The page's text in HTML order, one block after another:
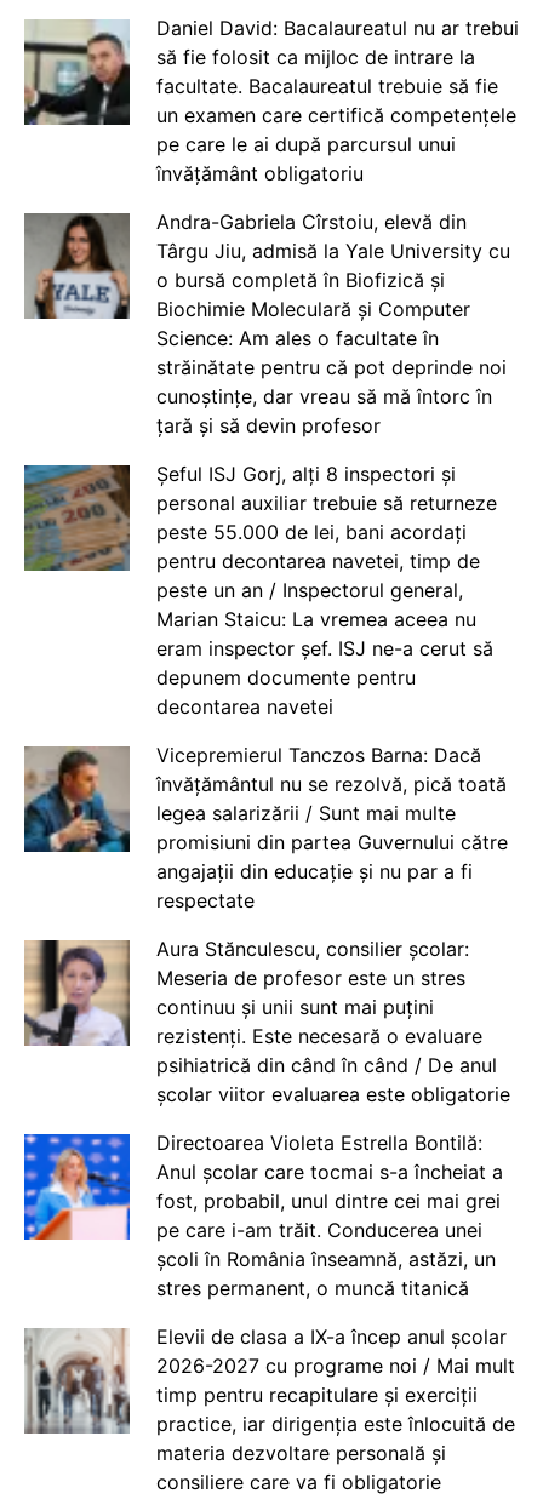
Daniel David: Bacalaureatul nu ar trebui
să fie folosit ca mijloc de intrare la
facultate. Bacalaureatul trebuie să fie
un examen care certifică competențele
pe care le ai după parcursul unui
învățământ obligatoriu
Andra-Gabriela Cîrstoiu, elevă din
Târgu Jiu, admisă la Yale University cu
o bursă completă în Biofizică și
Biochimie Moleculară și Computer
Science: Am ales o facultate în
străinătate pentru că pot deprinde noi
cunoștințe, dar vreau să mă întorc în
țară și să devin profesor
Șeful ISJ Gorj, alți 8 inspectori și
personal auxiliar trebuie să returneze
peste 55.000 de lei, bani acordați
pentru decontarea navetei, timp de
peste un an / Inspectorul general,
Marian Staicu: La vremea aceea nu
eram inspector șef. ISJ ne-a cerut să
depunem documente pentru
decontarea navetei
Vicepremierul Tanczos Barna: Dacă
învățământul nu se rezolvă, pică toată
legea salarizării / Sunt mai multe
promisiuni din partea Guvernului către
angajații din educație și nu par a fi
respectate
Aura Stănculescu, consilier școlar:
Meseria de profesor este un stres
continuu și unii sunt mai puțini
rezistenți. Este necesară o evaluare
psihiatrică din când în când / De anul
școlar viitor evaluarea este obligatorie
Directoarea Violeta Estrella Bontilă:
Anul școlar care tocmai s-a încheiat a
fost, probabil, unul dintre cei mai grei
pe care i-am trăit. Conducerea unei
școli în România înseamnă, astăzi, un
stres permanent, o muncă titanică
Elevii de clasa a IX-a încep anul școlar
2026-2027 cu programe noi / Mai mult
timp pentru recapitulare și exerciții
practice, iar dirigenția este înlocuită de
materia dezvoltare personală și
consiliere care va fi obligatorie